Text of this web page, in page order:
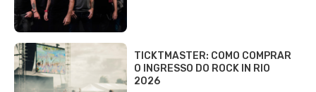
TICKTMASTER: COMO COMPRAR
O INGRESSO DO ROCK IN RIO
2026